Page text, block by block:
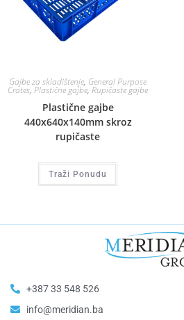
Gajbe za skladištenje, General Purpose
Crates, Plastične gajbe, Rupičaste gajbe
Plastične gajbe
440x640x140mm skroz
rupičaste
Traži Ponudu
+387 33 548 526
info@meridian.ba